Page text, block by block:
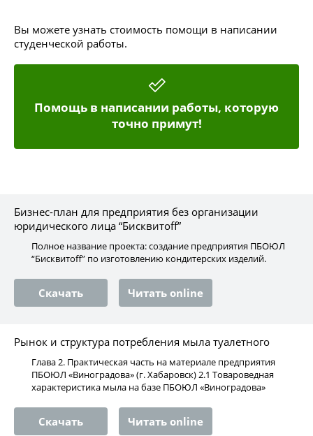
Вы можете узнать стоимость помощи в написании
студенческой работы.
Помощь в написании работы, которую
точно примут!
Бизнес-план для предприятия без организации
юридического лица “Бисквитоff”
Полное название проекта: создание предприятия ПБОЮЛ
“Бисквитoff” по изготовлению кондитерских изделий.
Скачать Читать online
Рынок и структура потребления мыла туалетного
Глава 2. Практическая часть на материале предприятия
ПБОЮЛ «Виноградова» (г. Хабаровск) 2.1 Товароведная
характеристика мыла на базе ПБОЮЛ «Виноградова»
Скачать Читать online